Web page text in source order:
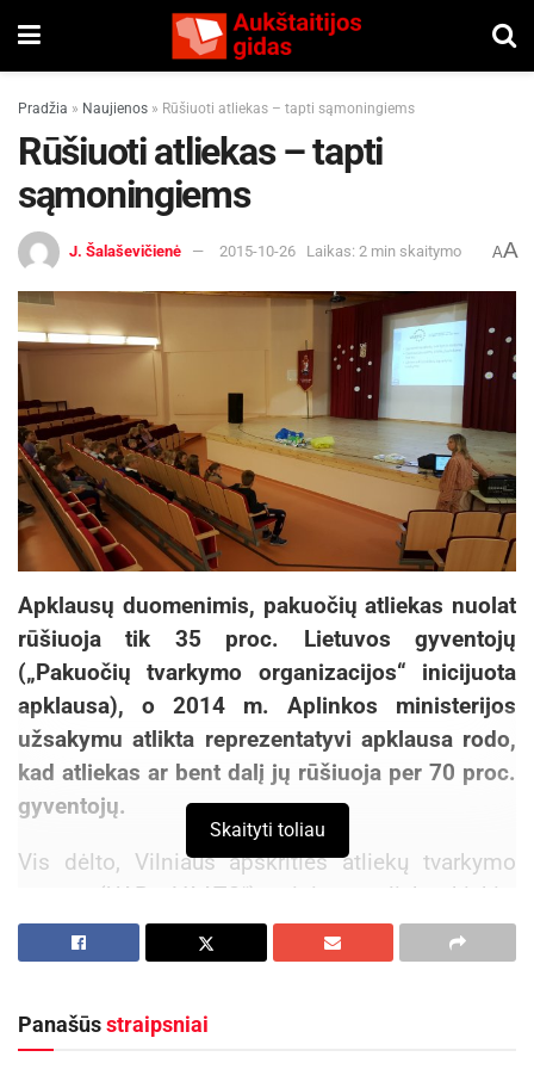
Pradžia » Naujienos » Rūšiuoti atliekas – tapti sąmoningiems
Rūšiuoti atliekas – tapti
sąmoningiems
J. Šalaševičienė 2015-10-26 Laikas: 2 min skaitymo AA
Apklausų duomenimis, pakuočių atliekas nuolat
rūšiuoja tik 35 proc. Lietuvos gyventojų
(„Pakuočių tvarkymo organizacijos“ inicijuota
apklausa), o 2014 m. Aplinkos ministerijos
užsakymu atlikta reprezentatyvi apklausa rodo,
kad atliekas ar bent dalį jų rūšiuoja per 70 proc.
gyventojų.
Vis dėlto, Vilniaus apskrities atliekų tvarkymo
centro (UAB „VAATC“) teigimu, atliekų kiekis,
patenkantis į Kazokiškių sąvartyną iš Vilniaus
regiono savivaldybių, mažėja labai neženkliai.
skyriaus vadovė Rasa Pajarskienė, siekiant jį
Skaityti toliau
Panašūsstraipsniai